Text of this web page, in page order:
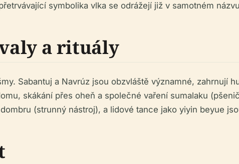
symbolika vlka se odrážejí již v samotném názvu
a rituály
Sabantuj a Navrúz jsou obzvláště významné, zahrnují
skákání přes oheň a společné vaření sumalaku
(strunný nástroj), a lidové tance jako yiyin beyue